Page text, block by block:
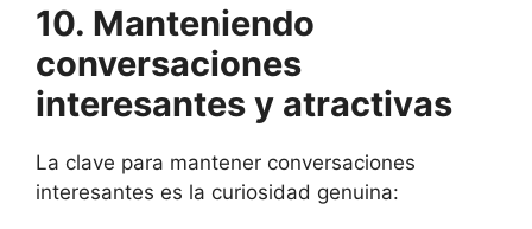
10. Manteniendo
conversaciones
interesantes y atractivas
La clave para mantener conversaciones
interesantes es la curiosidad genuina: